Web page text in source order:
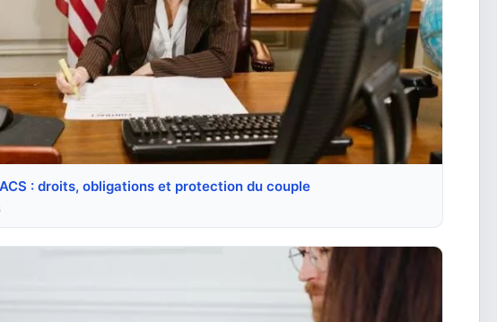
: droits, obligations et protection du couple